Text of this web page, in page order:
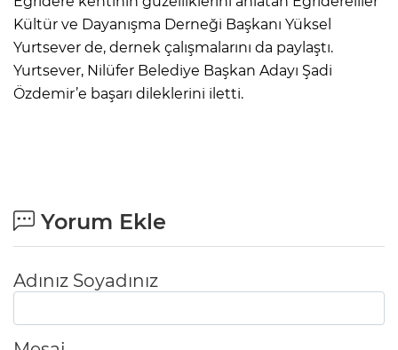
Kültür ve Dayanışma Derneği Başkanı Yüksel
Yurtsever de, dernek çalışmalarını da paylaştı.
Yurtsever, Nilüfer Belediye Başkan Adayı Şadi
Özdemir’e başarı dileklerini iletti.
Yorum Ekle
Adınız Soyadınız